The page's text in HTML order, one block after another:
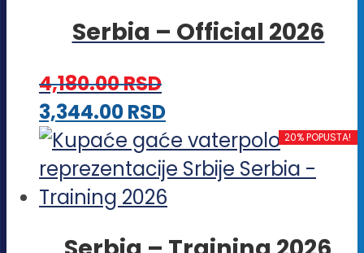
proizvoda.
varijanti.
biti
izabrane
na
stranici
proizvoda.
Serbia – Official 2026
4,180.00RSD
3,344.00RSDOvaj
proizvod
ima
više
20% POPUSTA!